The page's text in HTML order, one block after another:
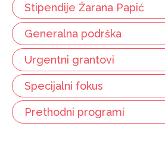
Stipendije Žarana Papić
Generalna podrška
Urgentni grantovi
Specijalni fokus
Prethodni programi